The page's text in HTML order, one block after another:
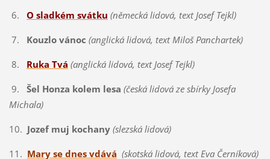
6. O sladkém svátku (německá lidová, text Josef Tejkl)
7. Kouzlo vánoc (anglická lidová, text Miloš Panchartek)
8. Ruka Tvá (anglická lidová, text Josef Tejkl)
9. Šel Honza kolem lesa (česká lidová ze sbírky Josefa
Michala)
10. Jozef muj kochany (slezská lidová)
11. Mary se dnes vdává (skotská lidová, text Eva Černíková)